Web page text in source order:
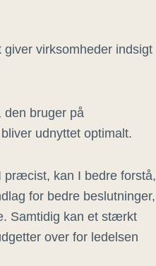
virksomheder indsigt
bruger på
udnyttet optimalt.
præcist, kan I bedre forstå,
for bedre beslutninger,
Samtidig kan et stærkt
over for ledelsen